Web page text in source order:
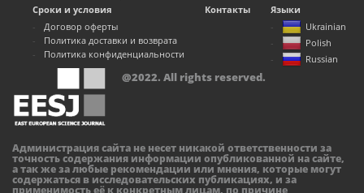
Сроки и условия
Договор оферты
Политика доставки и возврата
Политика конфиденциальности
Контакты
Языки
Ukrainian
Polish
Russian
@2022. All rights reserved.
Администрация сайта не несет никакой ответственности за
точность содержания информации опубликованной на сайте,
а так же за любые рекомендации или мнения, которые могут
содержаться в исследовательских публикациях, и за
применимость её к конкретным лицам, по причине